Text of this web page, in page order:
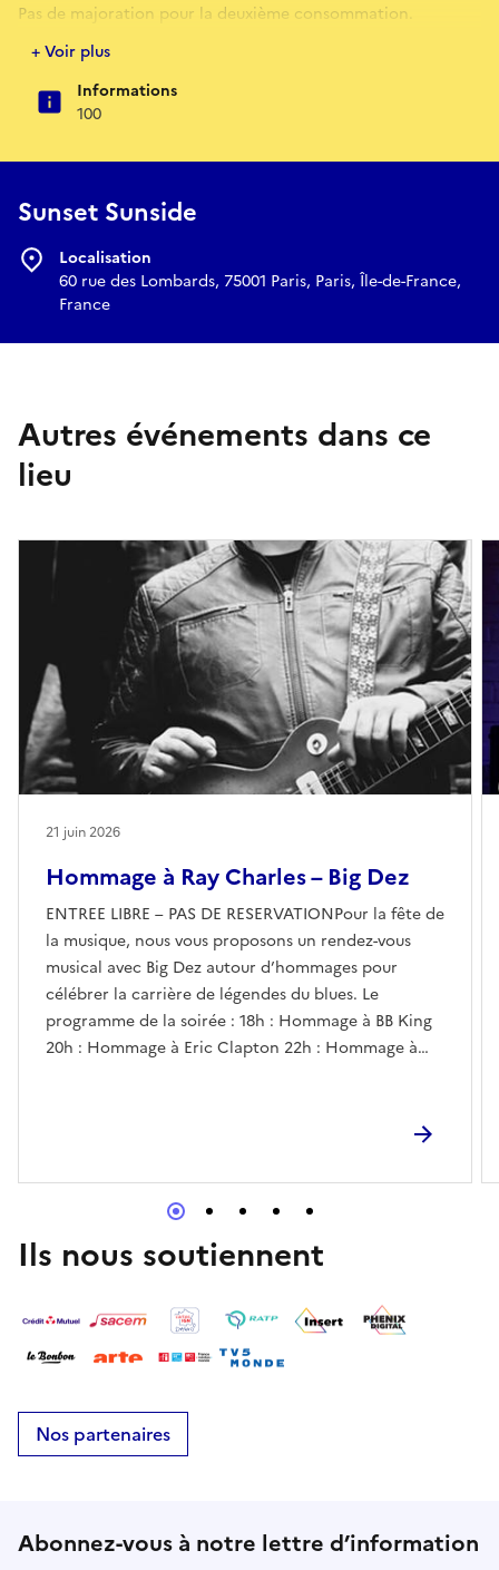
Pas de majoration pour la deuxième consommation.
Consommations à partir de 5 euros
+ Voir plus
Informations
100
Sunset Sunside
Localisation
60 rue des Lombards, 75001 Paris, Paris, Île-de-France,
France
Autres événements dans ce
lieu
Hommage à Ray Charles – Big Dez
ENTREE LIBRE – PAS DE RESERVATIONPour la fête de
la musique, nous vous proposons un rendez-vous
musical avec Big Dez autour d’hommages pour
célébrer la carrière de légendes du blues. Le
programme de la soirée : 18h : Hommage à BB King
20h : Hommage à Eric Clapton 22h : Hommage à
consommation majorée 5e). Pas de majoration pour
de 5 euros
21 juin 2026
Ils nous soutiennent
Nos partenaires
Abonnez-vous à notre lettre d’information